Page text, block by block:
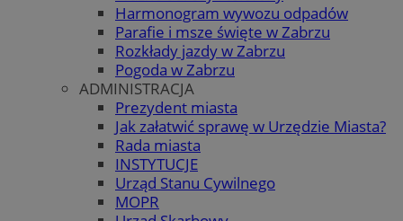
Harmonogram wywozu odpadów
Parafie i msze święte w Zabrzu
Rozkłady jazdy w Zabrzu
Pogoda w Zabrzu
ADMINISTRACJA
Prezydent miasta
Jak załatwić sprawę w Urzędzie Miasta?
Rada miasta
INSTYTUCJE
Urząd Stanu Cywilnego
MOPR